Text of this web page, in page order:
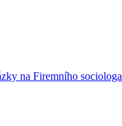
na Firemního sociologa